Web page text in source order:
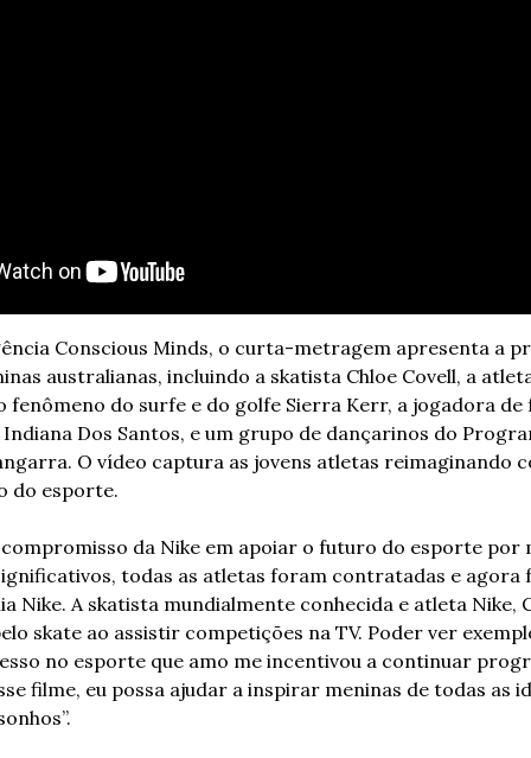
Conscious Minds, o curta-metragem apresenta a
australianas, incluindo a skatista Chloe Covell, a
fenômeno do surfe e do golfe Sierra Kerr, a jogadora de
Dos Santos, e um grupo de dançarinos do
O vídeo captura as jovens atletas reimaginando
do esporte.
da Nike em apoiar o futuro do esporte por
todas as atletas foram contratadas e agora
Nike. A skatista mundialmente conhecida e atleta Nike,
skate ao assistir competições na TV. Poder ver
no esporte que amo me incentivou a continuar
filme, eu possa ajudar a inspirar meninas de todas as